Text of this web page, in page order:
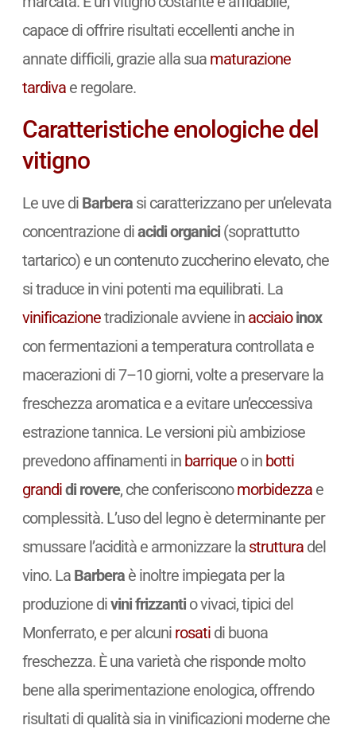
capace di offrire risultati eccellenti anche in
annate difficili, grazie alla sua maturazione
tardivae regolare.
Caratteristiche enologiche del
vitigno
Le uve di Barberasi caratterizzano per un’elevata
concentrazione diacidi organici(soprattutto
tartarico) e un contenuto zuccherino elevato, che
si traduce in vini potenti ma equilibrati. La
vinificazionetradizionale avviene in acciaioinox
con fermentazioni a temperatura controllata e
macerazioni di 7–10 giorni, volte a preservare la
freschezza aromatica e a evitare un’eccessiva
estrazione tannica. Le versioni più ambiziose
prevedono affinamenti in barriqueo in botti
grandidi rovere, che conferisconomorbidezzae
complessità. L’uso del legno è determinante per
smussare l’acidità e armonizzare la strutturadel
vino. La Barberaè inoltre impiegata per la
produzione divini frizzantio vivaci, tipici del
Monferrato, e per alcuni rosatidi buona
freschezza. È una varietà che risponde molto
bene alla sperimentazione enologica, offrendo
risultati di qualità sia in vinificazioni moderne che